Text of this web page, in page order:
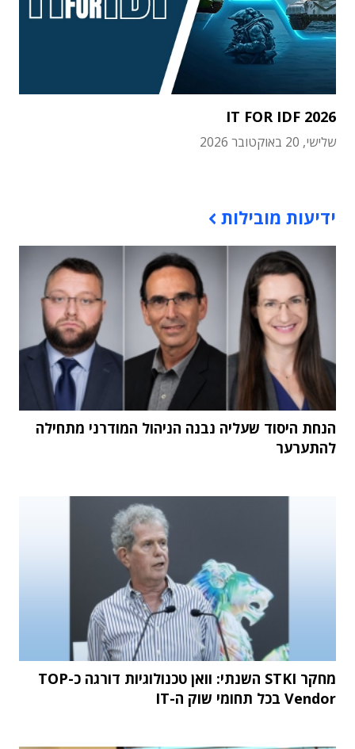
IT FOR IDF 2026
שלישי, 20 באוקטובר 2026
ידיעות מובילות
הנחת היסוד שעליה נבנה הניהול המודרני מתחילה
להתערער
מחקר STKI השנתי: וואן טכנולוגיות דורגה כ-TOP
Vendor בכל תחומי שוק ה-IT